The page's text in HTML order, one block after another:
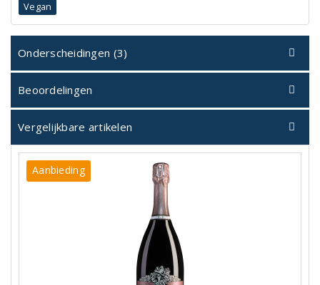
Vegan
Onderscheidingen (3)
Beoordelingen
Vergelijkbare artikelen
Aanbieding